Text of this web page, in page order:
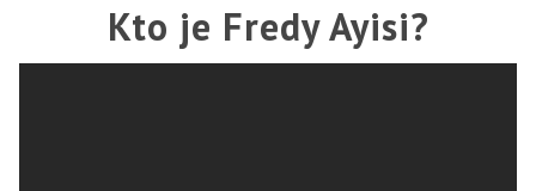
Kto je Fredy Ayisi?